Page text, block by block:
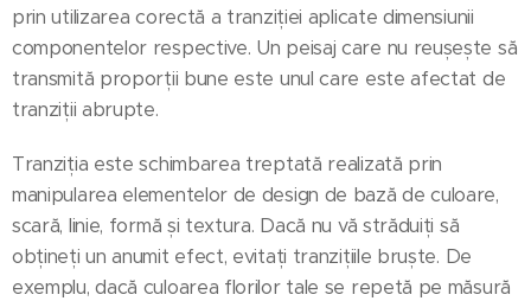
prin utilizarea corectă a tranziției aplicate dimensiunii
componentelor respective. Un peisaj care nu reușește să
transmită proporții bune este unul care este afectat de
tranziții abrupte.
Tranziția este schimbarea treptată realizată prin
manipularea elementelor de design de bază de culoare,
scară, linie, formă și textura. Dacă nu vă străduiți să
obțineți un anumit efect, evitați tranzițiile bruște. De
exemplu, dacă culoarea florilor tale se repetă pe măsură